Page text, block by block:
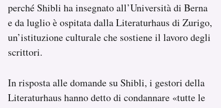
perché Shibli ha insegnato all’Università di Berna
e da luglio è ospitata dalla Literaturhaus di Zurigo,
un’istituzione culturale che sostiene il lavoro degli
scrittori.
In risposta alle domande su Shibli, i gestori della
Literaturhaus hanno detto di condannare «tutte le